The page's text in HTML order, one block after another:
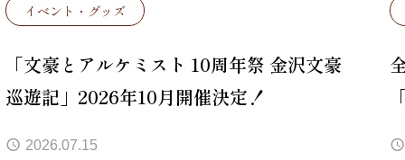
イベント・グッズ
「文豪とアルケミスト 10周年祭 金沢文豪
巡遊記」2026年10月開催決定！
2026.07.15